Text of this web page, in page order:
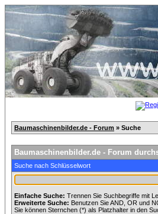
Baumaschinenbilder.de - Forum » Suche
Baumaschinenbilder.de - Forum
Suche nach Schlüsselwort
Einfache Suche: Trennen Sie Suchbegriffe mit
Erweiterte Suche: Benutzen Sie AND, OR und
Sie können Sternchen (*) als Platzhalter in den